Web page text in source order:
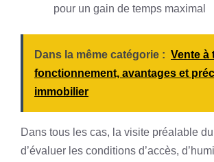
pour un gain de temps maximal
Dans la même catégorie : Vente à
fonctionnement, avantages et
immobilier
Dans tous les cas, la visite préalable
d’évaluer les conditions d’accès,